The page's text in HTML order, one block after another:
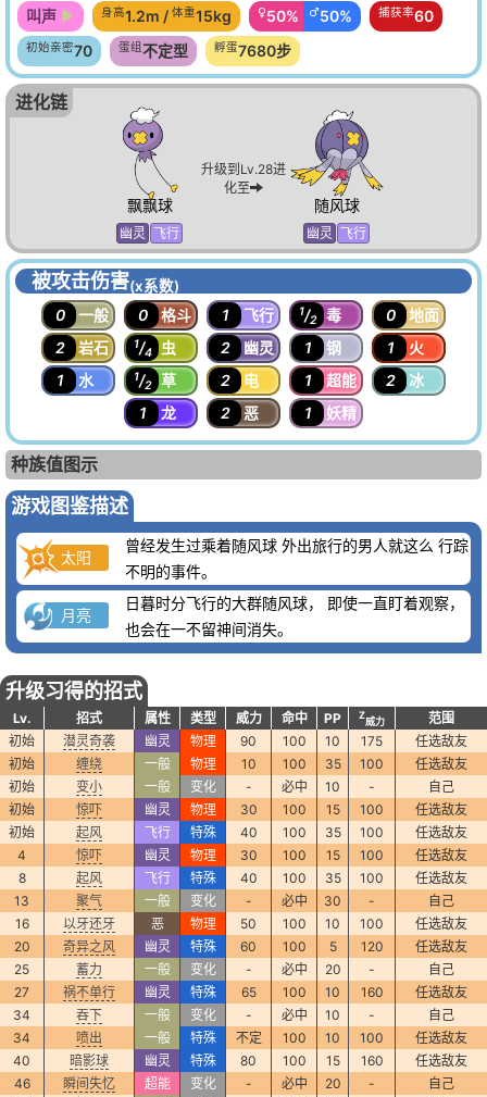
叫声
身高1.2m / 体重15kg ♀50% ♂50% 捕获率60
初始亲密70 蛋组不定型 孵蛋7680步
进化链
飘飘球
幽灵 飞行
升级到Lv.28进
化至
随风球
幽灵 飞行
被攻击伤害(x系数)
0 一般 0 格斗 1 飞行 1/2 毒 0
地面
2
岩石 1/4 虫 2 幽灵 1 钢 1
火
1
水 1/2 草 2 电 1 超能 2
冰
1
龙 2 恶 1 妖精
种族值图示
游戏图鉴描述
太阳
曾经发生过乘着随风球 外出旅行的男人就这么 行踪
不明的事件。
月亮
日暮时分飞行的大群随风球， 即使一直盯着观察，
也会在一不留神间消失。
升级习得的招式
Lv. 招式 属性 类型 威力 命中 PP Z
威力
范围
初始
潜灵奇袭 幽灵 物理 90 100 10 175
任选敌友
初始
缠绕 一般 物理 10 100 35 100
任选敌友
初始
变小 一般 变化 - 必中 10 -
自己
初始
惊吓 幽灵 物理 30 100 15 100
任选敌友
初始
起风 飞行 特殊 40 100 35 100
任选敌友
4
惊吓 幽灵 物理 30 100 15 100
任选敌友
8
起风 飞行 特殊 40 100 35 100
任选敌友
13
聚气 一般 变化 - 必中 30 -
自己
16
以牙还牙 恶 物理 50 100 10 100
任选敌友
20
奇异之风 幽灵 特殊 60 100 5 120
任选敌友
25
蓄力 一般 变化 - 必中 20 -
自己
27
祸不单行 幽灵 特殊 65 100 10 160
任选敌友
34
吞下 一般 变化 - 必中 10 -
自己
34
喷出 一般 特殊 不定 100 10 100
任选敌友
40
暗影球 幽灵 特殊 80 100 15 160
任选敌友
46
瞬间失忆 超能 变化 - 必中 20 -
自己